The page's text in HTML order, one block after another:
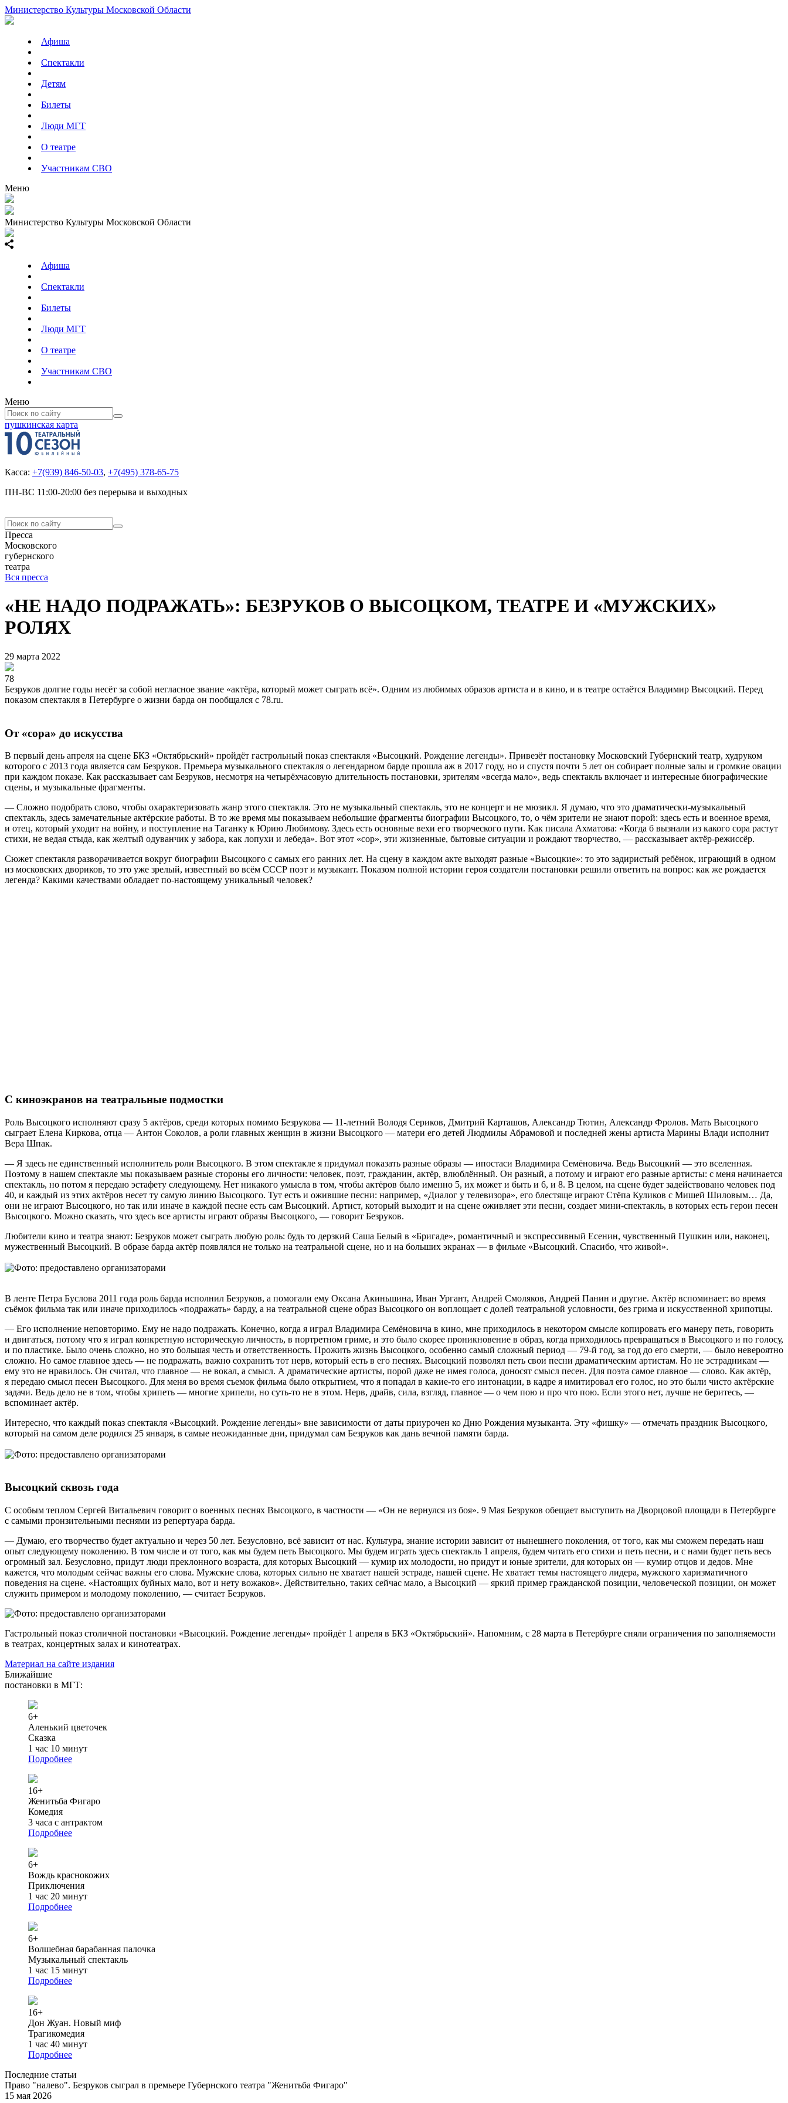
Министерство Культуры Московской Области
Афиша
Спектакли
Детям
Билеты
Люди МГТ
О театре
Участникам СВО
Меню
Министерство Культуры Московской Области
Афиша
Спектакли
Билеты
Люди МГТ
О театре
Участникам СВО
Меню
пушкинская карта
Касса: +7(939) 846-50-03, +7(495) 378-65-75
ПН-ВС 11:00-20:00 без перерыва и выходных
Пресса
Московского
губернского
театра
Вся пресса
«НЕ НАДО ПОДРАЖАТЬ»: БЕЗРУКОВ О ВЫСОЦКОМ, ТЕАТРЕ И «МУЖСКИХ»
РОЛЯХ
29 марта 2022
78
Безруков долгие годы несёт за собой неглаcное звание «актёра, который может сыграть всё». Одним из любимых образов артиста и в кино, и в театре остаётся Владимир Высоцкий. Перед
показом спектакля в Петербурге о жизни барда он пообщался c 78.ru.
От «сора» до искусства
В первый день апреля на сцене БКЗ «Октябрьский» пройдёт гастрольный показ спектакля «Высоцкий. Рождение легенды». Привезёт постановку Московский Губернский театр, худруком
которого с 2013 года является сам Безруков. Премьера музыкального спектакля о легендарном барде прошла аж в 2017 году, но и спустя почти 5 лет он собирает полные залы и громкие овации
при каждом показе. Как рассказывает сам Безруков, несмотря на четырёхчасовую длительность постановки, зрителям «всегда мало», ведь спектакль включает и интересные биографические
сцены, и музыкальные фрагменты.
— Сложно подобрать слово, чтобы охарактеризовать жанр этого спектакля. Это не музыкальный спектакль, это не концерт и не мюзикл. Я думаю, что это драматически-музыкальный
спектакль, здесь замечательные актёрские работы. В то же время мы показываем небольшие фрагменты биографии Высоцкого, то, о чём зрители не знают порой: здесь есть и военное время,
и отец, который уходит на войну, и поступление на Таганку к Юрию Любимову. Здесь есть основные вехи его творческого пути. Как писала Ахматова: «Когда б вызнали из какого сора растут
стихи, не ведая стыда, как желтый одуванчик у забора, как лопухи и лебеда». Вот этот «сор», эти жизненные, бытовые ситуации и рождают творчество, — рассказывает актёр-режиссёр.
Сюжет спектакля разворачивается вокруг биографии Высоцкого с самых его ранних лет. На сцену в каждом акте выходят разные «Высоцкие»: то это задиристый ребёнок, играющий в одном
из московских двориков, то это уже зрелый, известный во всём СССР поэт и музыкант. Показом полной истории героя создатели постановки решили ответить на вопрос: как же рождается
легенда? Какими качествами обладает по-настоящему уникальный человек?
С киноэкранов на театральные подмостки
Роль Высоцкого исполняют сразу 5 актёров, среди которых помимо Безрукова — 11-летний Володя Сериков, Дмитрий Карташов, Александр Тютин, Александр Фролов. Мать Высоцкого
сыграет Елена Киркова, отца — Антон Соколов, а роли главных женщин в жизни Высоцкого — матери его детей Людмилы Абрамовой и последней жены артиста Марины Влади исполнит
Вера Шпак.
— Я здесь не единственный исполнитель роли Высоцкого. В этом спектакле я придумал показать разные образы — ипостаси Владимира Семёновича. Ведь Высоцкий — это вселенная.
Поэтому в нашем спектакле мы показываем разные стороны его личности: человек, поэт, гражданин, актёр, влюблённый. Он разный, а потому и играют его разные артисты: с меня начинается
спектакль, но потом я передаю эстафету следующему. Нет никакого умысла в том, чтобы актёров было именно 5, их может и быть и 6, и 8. В целом, на сцене будет задействовано человек под
40, и каждый из этих актёров несет ту самую линию Высоцкого. Тут есть и ожившие песни: например, «Диалог у телевизора», его блестяще играют Стёпа Куликов с Мишей Шиловым… Да,
они не играют Высоцкого, но так или иначе в каждой песне есть сам Высоцкий. Артист, который выходит и на сцене оживляет эти песни, создает мини-спектакль, в которых есть герои песен
Высоцкого. Можно сказать, что здесь все артисты играют образы Высоцкого, — говорит Безруков.
Любители кино и театра знают: Безруков может сыграть любую роль: будь то дерзкий Саша Белый в «Бригаде», романтичный и экспрессивный Есенин, чувственный Пушкин или, наконец,
мужественный Высоцкий. В образе барда актёр появлялся не только на театральной сцене, но и на больших экранах — в фильме «Высоцкий. Спасибо, что живой».
В ленте Петра Буслова 2011 года роль барда исполнил Безруков, а помогали ему Оксана Акиньшина, Иван Ургант, Андрей Смоляков, Андрей Панин и другие. Актёр вспоминает: во время
съёмок фильма так или иначе приходилось «подражать» барду, а на театральной сцене образ Высоцкого он воплощает с долей театральной условности, без грима и искусственной хрипотцы.
— Его исполнение неповторимо. Ему не надо подражать. Конечно, когда я играл Владимира Семёновича в кино, мне приходилось в некотором смысле копировать его манеру петь, говорить
и двигаться, потому что я играл конкретную историческую личность, в портретном гриме, и это было скорее проникновение в образ, когда приходилось превращаться в Высоцкого и по голосу,
и по пластике. Было очень сложно, но это большая честь и ответственность. Прожить жизнь Высоцкого, особенно самый сложный период — 79-й год, за год до его смерти, — было невероятно
сложно. Но самое главное здесь — не подражать, важно сохранить тот нерв, который есть в его песнях. Высоцкий позволял петь свои песни драматическим артистам. Но не эстрадникам —
ему это не нравилось. Он считал, что главное — не вокал, а смысл. А драматические артисты, порой даже не имея голоса, доносят смысл песен. Для поэта самое главное — слово. Как актёр,
я передаю смысл песен Высоцкого. Для меня во время съемок фильма было открытием, что я попадал в какие-то его интонации, в кадре я имитировал его голос, но это были чисто актёрские
задачи. Ведь дело не в том, чтобы хрипеть — многие хрипели, но суть-то не в этом. Нерв, драйв, сила, взгляд, главное — о чем пою и про что пою. Если этого нет, лучше не беритесь, —
вспоминает актёр.
Интересно, что каждый показ спектакля «Высоцкий. Рождение легенды» вне зависимости от даты приурочен ко Дню Рождения музыканта. Эту «фишку» — отмечать праздник Высоцкого,
который на самом деле родился 25 января, в самые неожиданные дни, придумал сам Безруков как дань вечной памяти барда.
Высоцкий сквозь года
С особым теплом Сергей Витальевич говорит о военных песнях Высоцкого, в частности — «Он не вернулся из боя». 9 Мая Безруков обещает выступить на Дворцовой площади в Петербурге
с самыми пронзительными песнями из репертуара барда.
— Думаю, его творчество будет актуально и через 50 лет. Безусловно, всё зависит от нас. Культура, знание истории зависит от нынешнего поколения, от того, как мы сможем передать наш
опыт следующему поколению. В том числе и от того, как мы будем петь Высоцкого. Мы будем играть здесь спектакль 1 апреля, будем читать его стихи и петь песни, и с нами будет петь весь
огромный зал. Безусловно, придут люди преклонного возраста, для которых Высоцкий — кумир их молодости, но придут и юные зрители, для которых он — кумир отцов и дедов. Мне
кажется, что молодым сейчас важны его слова. Мужские слова, которых сильно не хватает нашей эстраде, нашей сцене. Не хватает темы настоящего лидера, мужского харизматичного
поведения на сцене. «Настоящих буйных мало, вот и нету вожаков». Действительно, таких сейчас мало, а Высоцкий — яркий пример гражданской позиции, человеческой позиции, он может
служить примером и молодому поколению, — считает Безруков.
Гастрольный показ столичной постановки «Высоцкий. Рождение легенды» пройдёт 1 апреля в БКЗ «Октябрьский». Напомним, с 28 марта в Петербурге сняли ограничения по заполняемости
в театрах, концертных залах и кинотеатрах.
Материал на сайте издания
Ближайшие
постановки в МГТ:
6+
Аленький цветочек
Сказка
1 час 10 минут
Подробнее
16+
Женитьба Фигаро
Комедия
3 часа с антрактом
Подробнее
6+
Вождь краснокожих
Приключения
1 час 20 минут
Подробнее
6+
Волшебная барабанная палочка
Музыкальный спектакль
1 час 15 минут
Подробнее
16+
Дон Жуан. Новый миф
Трагикомедия
1 час 40 минут
Подробнее
Последние статьи
Право "налево". Безруков сыграл в премьере Губернского театра "Женитьба Фигаро"
15 мая 2026